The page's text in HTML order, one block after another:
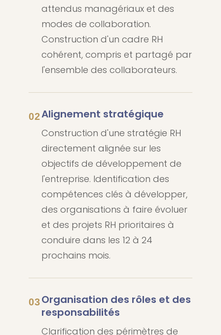
attendus managériaux et des
modes de collaboration.
Construction d'un cadre RH
cohérent, compris et partagé par
l'ensemble des collaborateurs.
02Alignement stratégique
Construction d'une stratégie RH
directement alignée sur les
objectifs de développement de
l'entreprise. Identification des
compétences clés à développer,
des organisations à faire évoluer
et des projets RH prioritaires à
conduire dans les 12 à 24
prochains mois.
03Organisation des rôles et des
responsabilités
Clarification des périmètres de